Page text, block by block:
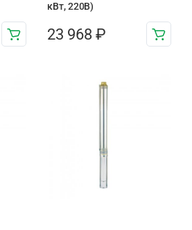
кВт, 220В)
23 968 ₽